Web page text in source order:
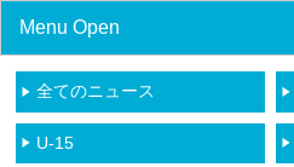
Menu Open
TOP
ニュース
全てのニュース
U-15